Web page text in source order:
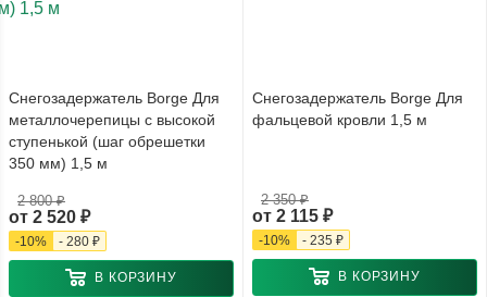
Снегозадержатель Borge Для
металлочерепицы с высокой
ступенькой (шаг обрешетки
350 мм) 1,5 м
от 2 520 ₽
2 800 ₽
-10% - 280 ₽
В КОРЗИНУ
Снегозадержатель Borge Для
фальцевой кровли 1,5 м
от 2 115 ₽
2 350 ₽
-10% - 235 ₽
В КОРЗИНУ